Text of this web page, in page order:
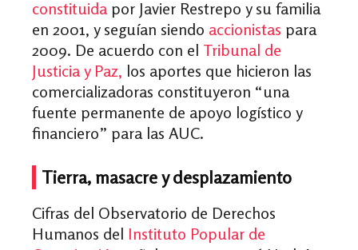
constituidapor Javier Restrepo y su familia
en 2001, y seguían siendo accionistas para
2009. De acuerdo con el Tribunal de
Justicia y Paz, los aportes que hicieron las
comercializadoras constituyeron “una
fuente permanente de apoyo logístico y
financiero” para las AUC.
Tierra, masacre y desplazamiento
Cifras del Observatorio de Derechos
Humanos del Instituto Popular de